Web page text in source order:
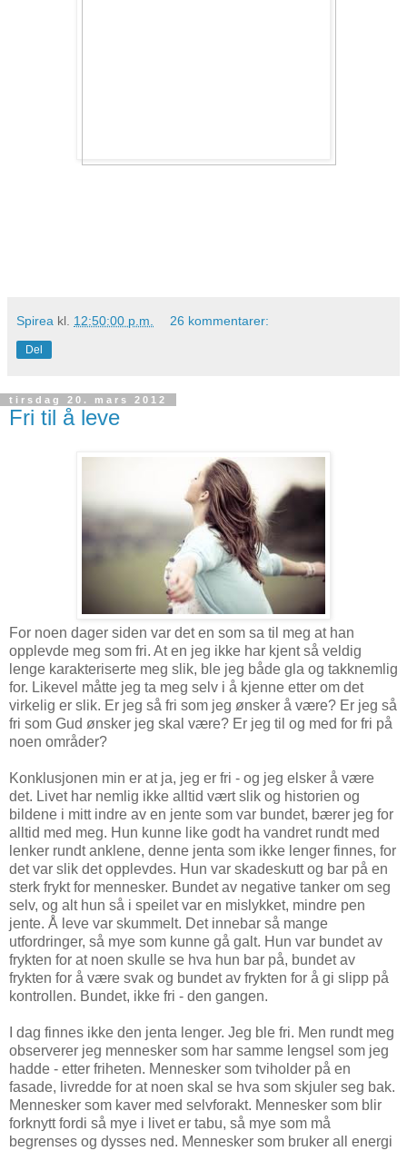
Spirea kl. 12:50:00 p.m. 26 kommentarer:
Del
tirsdag 20. mars 2012
Fri til å leve
For noen dager siden var det en som sa til meg at han
opplevde meg som fri. At en jeg ikke har kjent så veldig
lenge karakteriserte meg slik, ble jeg både gla og takknemlig
for. Likevel måtte jeg ta meg selv i å kjenne etter om det
virkelig er slik. Er jeg så fri som jeg ønsker å være? Er jeg så
fri som Gud ønsker jeg skal være? Er jeg til og med for fri på
noen områder?
Konklusjonen min er at ja, jeg er fri - og jeg elsker å være
det. Livet har nemlig ikke alltid vært slik og historien og
bildene i mitt indre av en jente som var bundet, bærer jeg for
alltid med meg. Hun kunne like godt ha vandret rundt med
lenker rundt anklene, denne jenta som ikke lenger finnes, for
det var slik det opplevdes. Hun var skadeskutt og bar på en
sterk frykt for mennesker. Bundet av negative tanker om seg
selv, og alt hun så i speilet var en mislykket, mindre pen
jente. Å leve var skummelt. Det innebar så mange
utfordringer, så mye som kunne gå galt. Hun var bundet av
frykten for at noen skulle se hva hun bar på, bundet av
frykten for å være svak og bundet av frykten for å gi slipp på
kontrollen. Bundet, ikke fri - den gangen.
I dag finnes ikke den jenta lenger. Jeg ble fri. Men rundt meg
observerer jeg mennesker som har samme lengsel som jeg
hadde - etter friheten. Mennesker som tviholder på en
fasade, livredde for at noen skal se hva som skjuler seg bak.
Mennesker som kaver med selvforakt. Mennesker som blir
forknytt fordi så mye i livet er tabu, så mye som må
begrenses og dysses ned. Mennesker som bruker all energi